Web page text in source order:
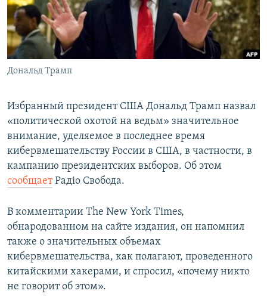
ПОБЕДИТЕЛЕЙ НЕ СУДЯТ?
КРЫМ.НЕПОКОРЕННЫЙ
ELIFBE
УКРАИНСКАЯ ПРОБЛЕМА КРЫМА
ПРИСОЕДИНЯЙТЕСЬ!
Дональд Трамп
Избранный президент США Дональд Трамп назвал
«политической охотой на ведьм» значительное
внимание, уделяемое в последнее время
кибервмешательству России в США, в частности, в
кампанию президентских выборов. Об этом
сообщаетРадіо Свобода.
В комментарии The New York Times,
обнародованном на сайте издания, он напомнил
также о значительных объемах
кибервмешательства, как полагают, проведенного
китайскими хакерами, и спросил, «почему никто
не говорит об этом».